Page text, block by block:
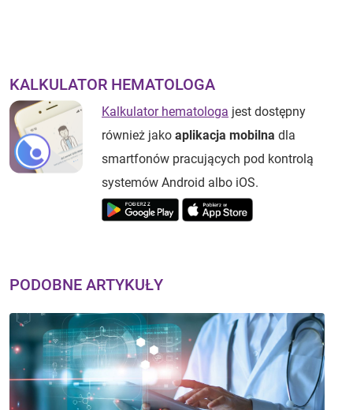
KALKULATOR HEMATOLOGA
Kalkulator hematologa jest dostępny
również jako aplikacja mobilna dla
smartfonów pracujących pod kontrolą
systemów Android albo iOS.
PODOBNE ARTYKUŁY